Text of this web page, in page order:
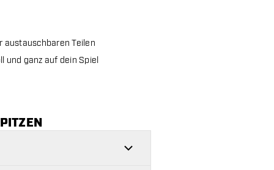
austauschbaren Teilen
ganz auf dein Spiel